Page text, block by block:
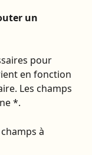
un
pour
en fonction
Les champs
*.
à